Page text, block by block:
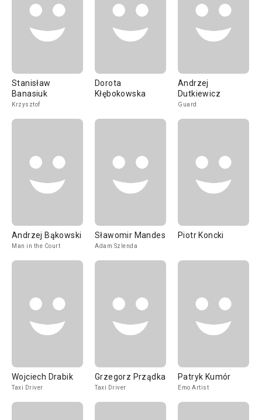
Stanisław
Banasiuk
Krzysztof
Dorota
Kłębokowska
Andrzej
Dutkiewicz
Guard
Andrzej Bąkowski
Man in the Court
Sławomir Mandes
Adam Szlenda
Piotr Koncki
Wojciech Drabik
Taxi Driver
Grzegorz Prządka
Taxi Driver
Patryk Kumór
Emo Artist